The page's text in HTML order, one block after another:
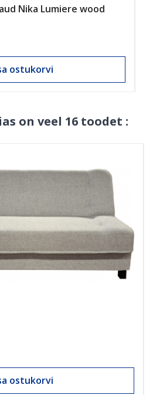
Nika Lumiere wood
ostukorvi
on veel 16 toodet :
ostukorvi